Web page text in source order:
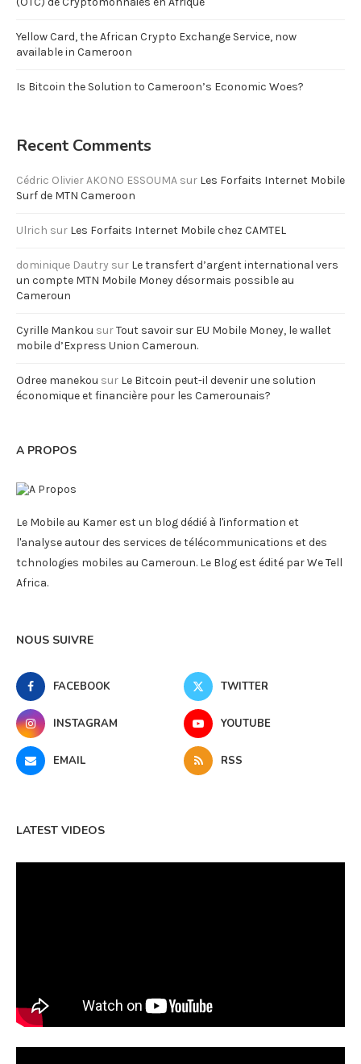
Yellow Card, the African Crypto Exchange Service, now
available in Cameroon
Is Bitcoin the Solution to Cameroon’s Economic Woes?
Recent Comments
Cédric Olivier AKONO ESSOUMA sur Les Forfaits Internet Mobile
Surf de MTN Cameroon
Ulrich sur Les Forfaits Internet Mobile chez CAMTEL
dominique Dautry sur Le transfert d’argent international vers
un compte MTN Mobile Money désormais possible au
Cameroun
Cyrille Mankou surTout savoir sur EU Mobile Money, le wallet
mobile d’Express Union Cameroun.
Odree manekou sur Le Bitcoin peut-il devenir une solution
économique et financière pour les Camerounais?
A PROPOS
Le Mobile au Kamer est un blog dédié à l'information et
l'analyse autour des services de télécommunications et des
tchnologies mobiles au Cameroun. Le Blog est édité par We Tell
Africa.
NOUS SUIVRE
FACEBOOK TWITTER
INSTAGRAM YOUTUBE
EMAIL RSS
LATEST VIDEOS